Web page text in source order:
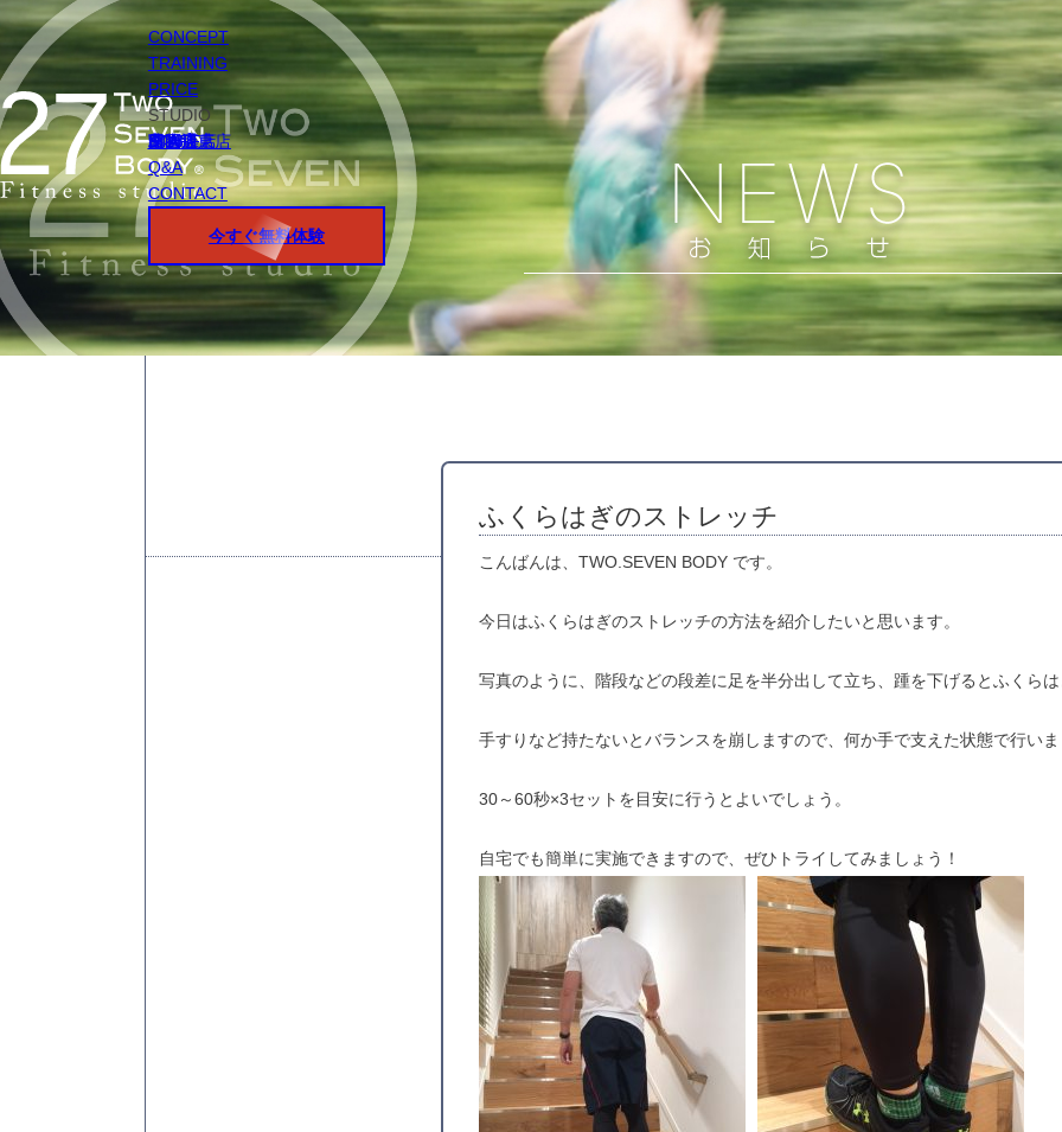
CONCEPT
TRAINING
PRICE
STUDIO
円山店
白石店
桑園店
北18条店
宮の沢店
環状通東店
STAFF
Q&A
CONTACT
今すぐ無料体験
ふくらはぎのストレッチ
こんばんは、TWO.SEVEN BODY です。
今日はふくらはぎのストレッチの方法を紹介したいと思います。
写真のように、階段などの段差に足を半分出して立ち、踵を下げるとふくらは
手すりなど持たないとバランスを崩しますので、何か手で支えた状態で行いま
30～60秒×3セットを目安に行うとよいでしょう。
自宅でも簡単に実施できますので、ぜひトライしてみましょう！